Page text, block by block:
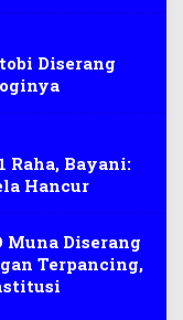
Diserang
Raha, Bayani:
Hancur
Muna Diserang
Terpancing,